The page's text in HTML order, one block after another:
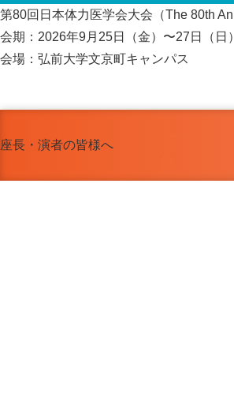
第80回日本体力医学会大会（The 80th
会期：2026年9月25日（金）〜27日（日）
会場：弘前大学文京町キャンパス
座長・演者の皆様へ